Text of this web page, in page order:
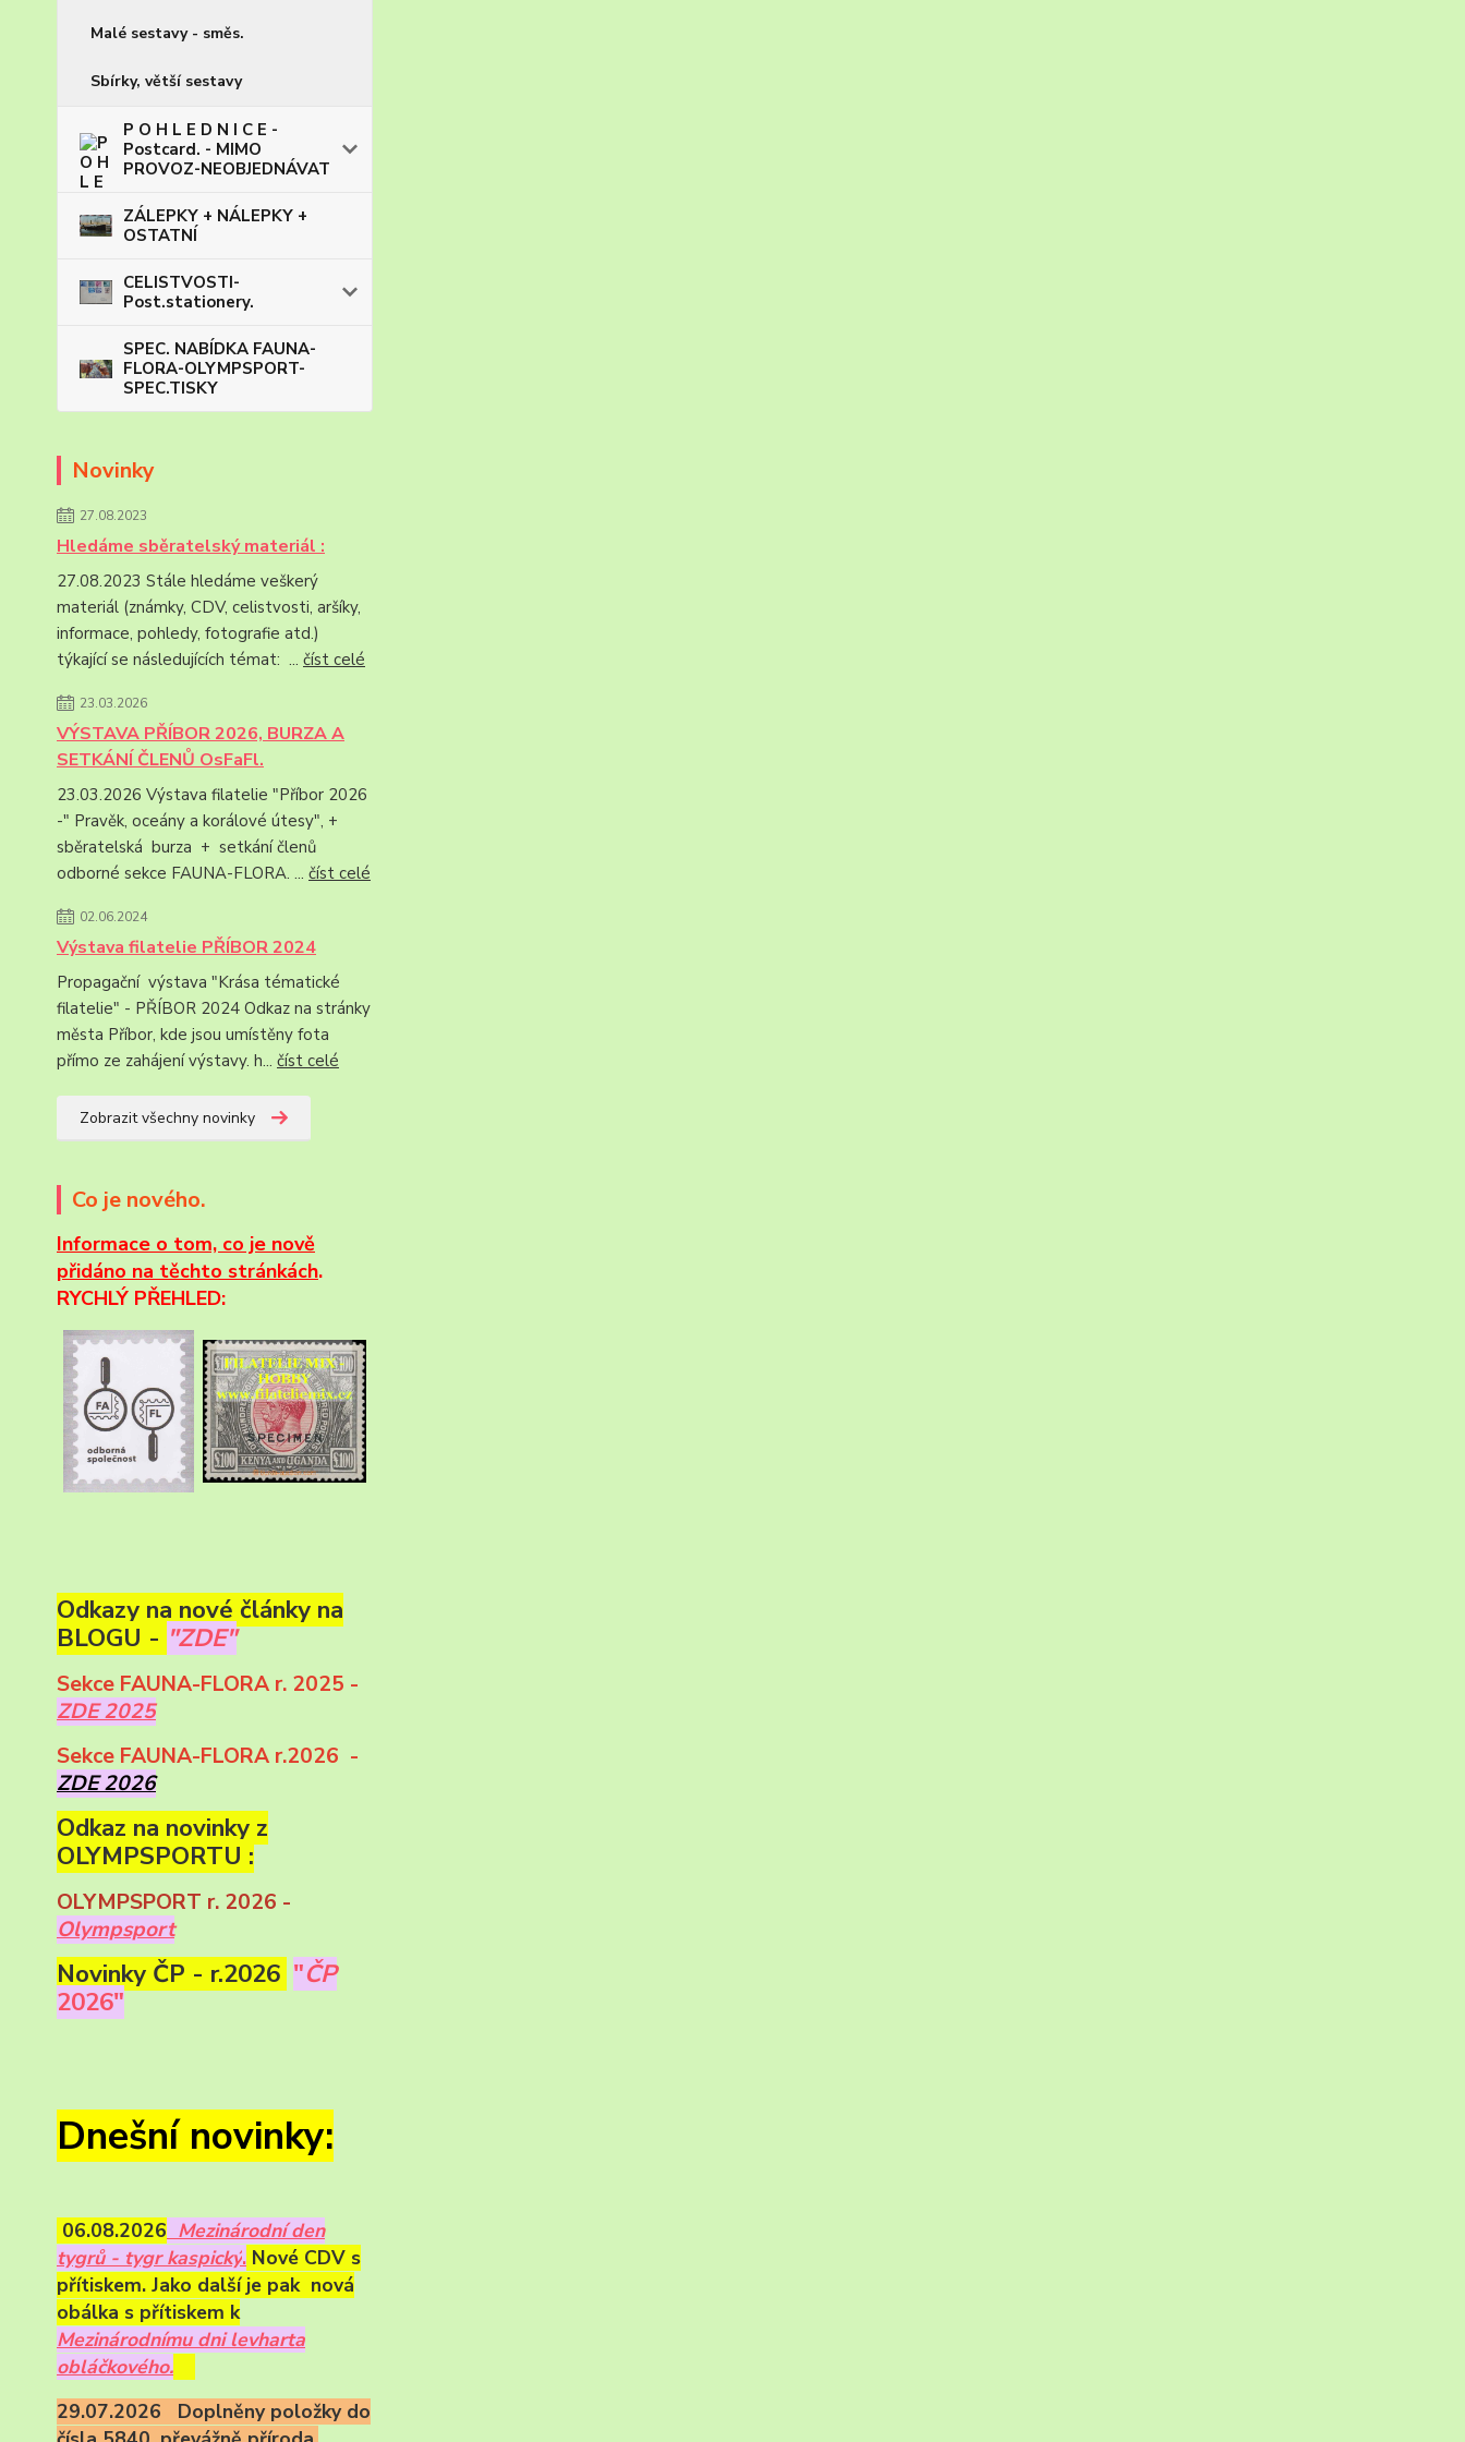
Malé sestavy - směs.
Sbírky, větší sestavy
P O H L E D N I C E -
Postcard. - MIMO
PROVOZ-NEOBJEDNÁVAT
ZÁLEPKY + NÁLEPKY +
OSTATNÍ
CELISTVOSTI-
Post.stationery.
SPEC. NABÍDKA FAUNA-
FLORA-OLYMPSPORT-
SPEC.TISKY
Novinky
27.08.2023
Hledáme sběratelský materiál :
27.08.2023 Stále hledáme veškerý
materiál (známky, CDV, celistvosti, aršíky,
informace, pohledy, fotografie atd.)
týkající se následujících témat: ... číst celé
23.03.2026
VÝSTAVA PŘÍBOR 2026, BURZA A
SETKÁNÍ ČLENŮ OsFaFl.
23.03.2026 Výstava filatelie "Příbor 2026
-" Pravěk, oceány a korálové útesy", +
sběratelská burza + setkání členů
odborné sekce FAUNA-FLORA. ... číst celé
02.06.2024
Výstava filatelie PŘÍBOR 2024
Propagační výstava "Krása tématické
filatelie" - PŘÍBOR 2024 Odkaz na stránky
města Příbor, kde jsou umístěny fota
přímo ze zahájení výstavy. h... číst celé
Zobrazit všechny novinky
Co je nového.
Informace o tom, co je nově
přidáno na těchto stránkách.
RYCHLÝ PŘEHLED:
Odkazy na nové články na
BLOGU - "ZDE"
Sekce FAUNA-FLORA r. 2025 -
ZDE 2025
Sekce FAUNA-FLORA r.2026 -
ZDE 2026
Odkaz na novinky z
OLYMPSPORTU :
OLYMPSPORT r. 2026 -
Olympsport
Novinky ČP - r.2026 "ČP
2026"
Dnešní novinky:
06.08.2026 Mezinárodní den
tygrů - tygr kaspický. Nové CDV s
přítiskem. Jako další je pak nová
obálka s přítiskem k
Mezinárodnímu dni levharta
obláčkového.
29.07.2026 Doplněny položky do